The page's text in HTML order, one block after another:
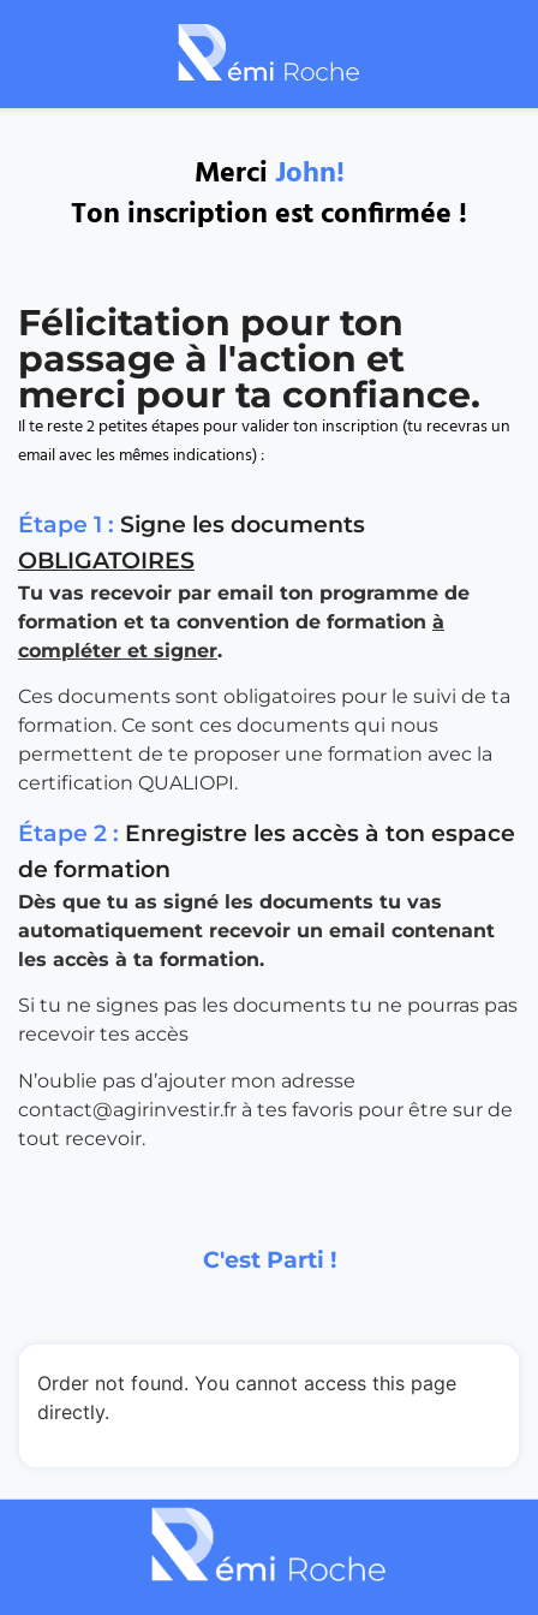
MerciJohn!
Ton inscription est confirmée !
Félicitation pour ton
passage à l'action et
merci pour ta confiance.
Il te reste 2 petites étapes pour valider ton inscription (tu recevras un
email avec les mêmes indications) :
Étape 1 : Signe les documents
OBLIGATOIRES
Tu vas recevoir par email ton programme de
formation et ta convention de formation à
compléter et signer.
Ces documents sont obligatoires pour le suivi de ta
formation. Ce sont ces documents qui nous
permettent de te proposer une formation avec la
certification QUALIOPI.
Étape 2 : Enregistre les accès à ton espace
de formation
Dès que tu as signé les documents tu vas
automatiquement recevoir un email contenant
les accès à ta formation.
Si tu ne signes pas les documents tu ne pourras pas
recevoir tes accès
N’oublie pas d’ajouter mon adresse
contact@agirinvestir.fr à tes favoris pour être sur de
tout recevoir.
C'est Parti !
Order not found. You cannot access this page
directly.